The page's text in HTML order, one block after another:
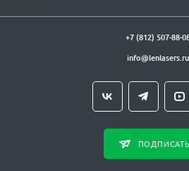
+7 (812) 507-88-
info@lenlasers.ru